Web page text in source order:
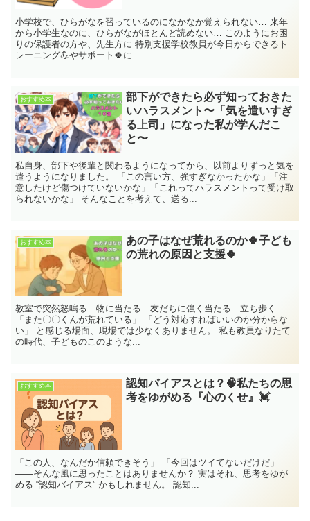
小学校で、ひらがなを習っているのになかなか覚えられない… 来年
から小学生なのに、ひらがながほとんど読めない… このようにお困
りの保護者の方や、先生方に 特別支援学校教員が今日からできるト
レーニング💪やサポート🍀に...
おすすめ本
部下ができたら必ず知っておきた
いハラスメント〜「気を遣いすぎ
る上司」になった私が学んだこ
と〜
私自身、部下や後輩と関わるようになってから、以前よりずっと気を
遣うようになりました。 「この言い方、強すぎなかったかな」「注
意したけど傷つけていないかな」「これってハラスメントって受け取
られないかな」 そんなことを考えて、送る...
おすすめ本
あの子はなぜ荒れるのか🍀子ども
の荒れの原因と支援🍀
教室で突然怒鳴る…物に当たる…友だちに強く当たる…立ち歩く…
「また〇〇くんが荒れている」 「どう対応すればいいのか分からな
い」 と感じる場面、現場では少なくありません。 私も教員なりたて
の時代、子どものこのような...
おすすめ本
認知バイアスとは？🧠私たちの思
考をゆがめる『心のくせ』💓
「この人、なんだか信頼できそう」 「今回はツイてないだけだ」
――そんな風に思ったことはありませんか？ 実はそれ、思考をゆが
める “認知バイアス” かもしれません。 認知...